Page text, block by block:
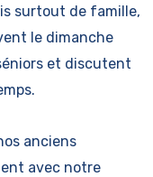
surtout de famille,
le dimanche
et discutent
anciens
avec notre